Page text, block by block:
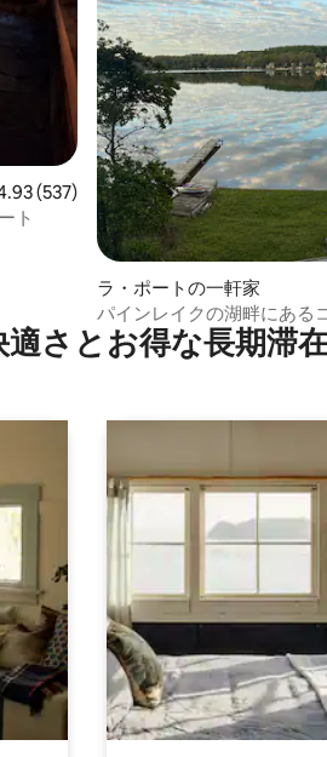
ュー537件、5つ星中4.93つ星の平均
(537)
ト
ラ・ポートの一軒家
パインレイクの湖畔にある
用ドック付き）
さ⁠とお⁠得⁠な長⁠期⁠滞⁠